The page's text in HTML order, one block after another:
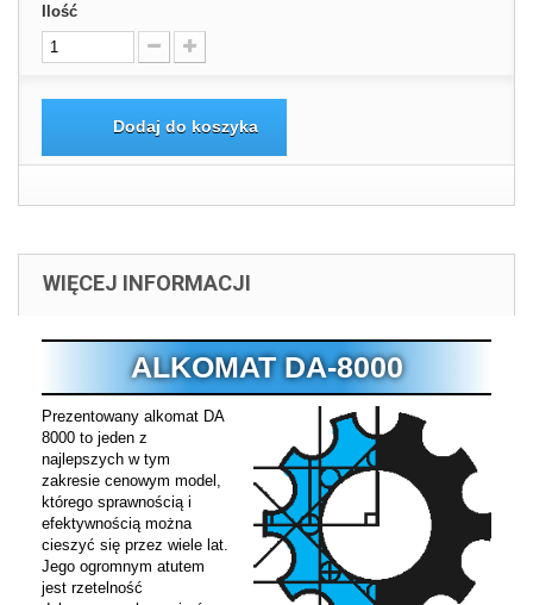
Ilość
Dodaj do koszyka
WIĘCEJ INFORMACJI
ALKOMAT DA-8000
Prezentowany alkomat DA
8000 to jeden z
najlepszych w tym
zakresie cenowym model,
którego sprawnością i
efektywnością można
cieszyć się przez wiele lat.
Jego ogromnym atutem
jest rzetelność